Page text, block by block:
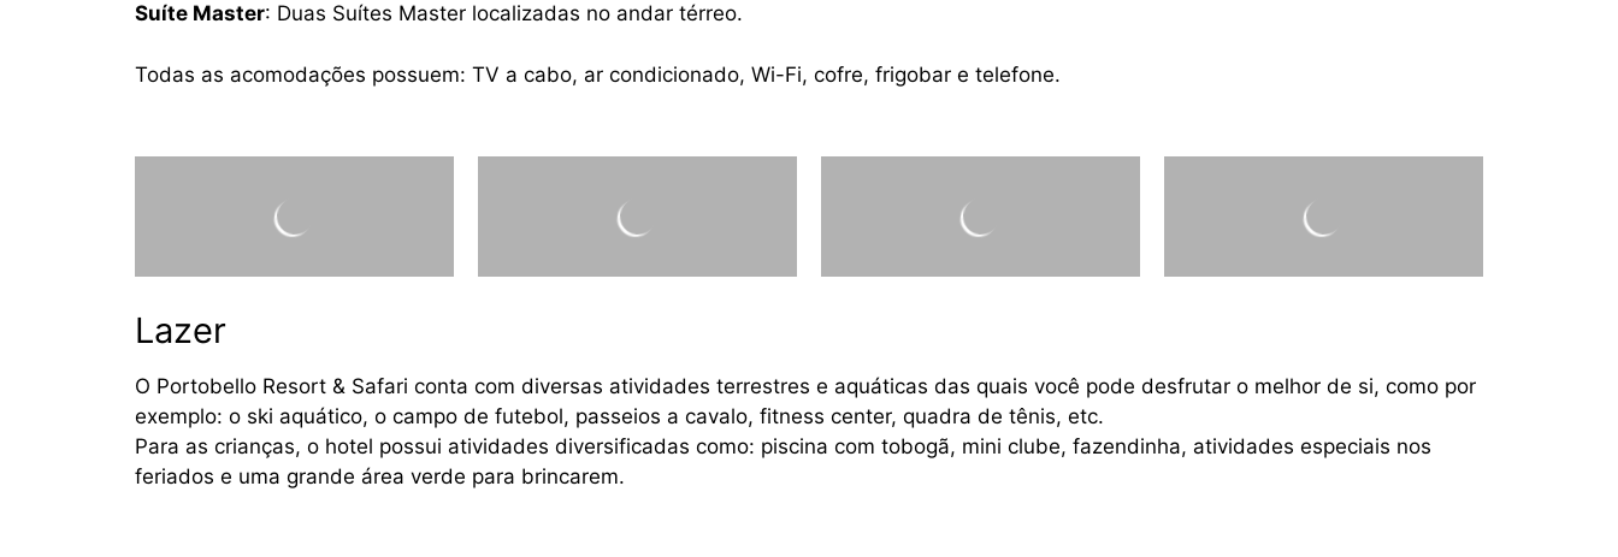
Suíte Master: Duas Suítes Master localizadas no andar térreo.
Todas as acomodações possuem: TV a cabo, ar condicionado, Wi-Fi, cofre, frigobar e telefone.
Lazer
O Portobello Resort & Safari conta com diversas atividades terrestres e aquáticas das quais você pode desfrutar o melhor de si, como por
exemplo: o ski aquático, o campo de futebol, passeios a cavalo, fitness center, quadra de tênis, etc.
Para as crianças, o hotel possui atividades diversificadas como: piscina com tobogã, mini clube, fazendinha, atividades especiais nos
feriados e uma grande área verde para brincarem.